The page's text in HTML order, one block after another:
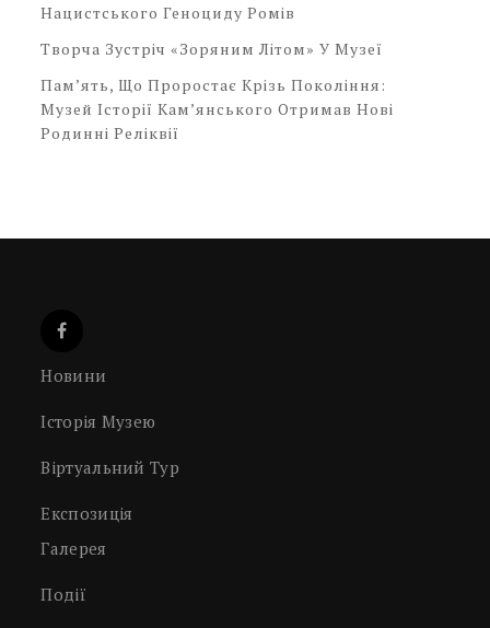
Нацистського Геноциду Ромів
Творча Зустріч «Зоряним Літом» У Музеї
Пам’ять, Що Проростає Крізь Покоління:
Музей Історії Кам’янського Отримав Нові
Родинні Реліквії
Новини
Історія Музею
Віртуальний Тур
Експозиція
Галерея
Події